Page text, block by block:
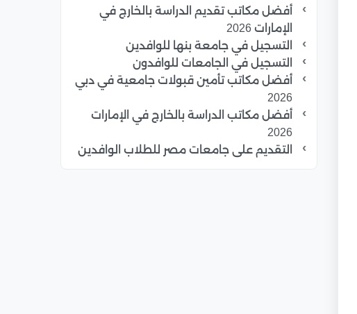
أفضل مكاتب تقديم الدراسة بالخارج في
الإمارات 2026
التسجيل في جامعة بنها للوافدين
التسجيل في الجامعات للوافدون
أفضل مكاتب تأمين قبولات جامعية في دبي
2026
أفضل مكاتب الدراسة بالخارج في الإمارات
2026
التقديم على جامعات مصر للطلاب الوافدين